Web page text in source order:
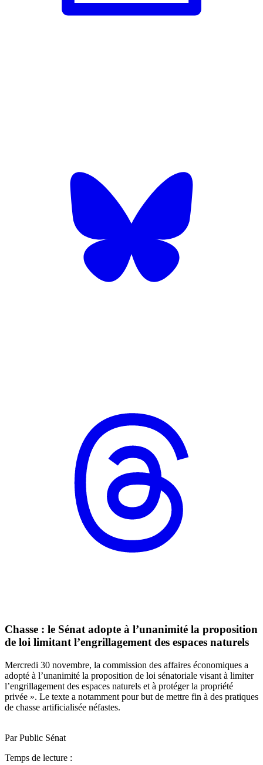
Chasse : le Sénat adopte à l’unanimité la proposition
de loi limitant l’engrillagement des espaces naturels
Mercredi 30 novembre, la commission des affaires économiques a
adopté à l’unanimité la proposition de loi sénatoriale visant à limiter
l’engrillagement des espaces naturels et à protéger la propriété
privée ». Le texte a notamment pour but de mettre fin à des pratiques
de chasse artificialisée néfastes.
Par Public Sénat
Temps de lecture :